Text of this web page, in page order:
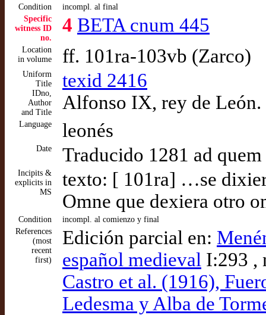
Condition
incompl. al final
Specific
witness ID
no.
4 BETA cnum 445
Location
in volume
ff. 101ra-103vb (Zarco)
Uniform
Title
IDno,
Author
and Title
texid 2416
Alfonso IX, rey de León.
Language leonés
Date Traducido 1281 ad quem
Incipits &
explicits in
MS
texto: [ 101ra] …se
Omne que dexiera otro
Condition
incompl. al comienzo y final
References
(most
recent
first)
Edición parcial en:
español medieval I:293 ,
Castro et al. (1916),
Ledesma y Alba de